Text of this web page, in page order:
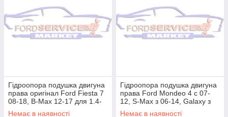
Гідроопора подушка двигуна
права оригінал Ford Fiesta 7
08-18, B-Max 12-17 для 1.4-
1.5-1.6 TDCi
Немає в наявності
Гідроопора подушка двигуна
права Ford Mondeo 4 c 07-
12, S-Max з 06-14, Galaxy з
06-15 для 2.0-2.3 Duratec
Немає в наявності